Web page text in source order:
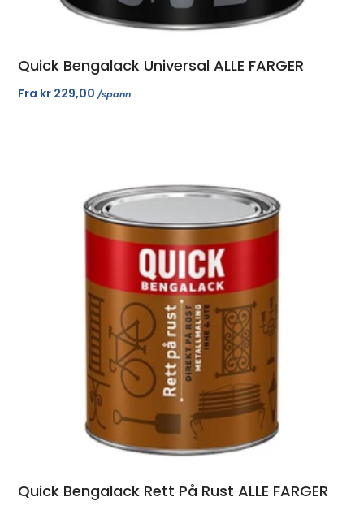
Quick Bengalack Universal ALLE FARGER
Fra kr 229,00 /spann
Quick Bengalack Rett På Rust ALLE FARGER